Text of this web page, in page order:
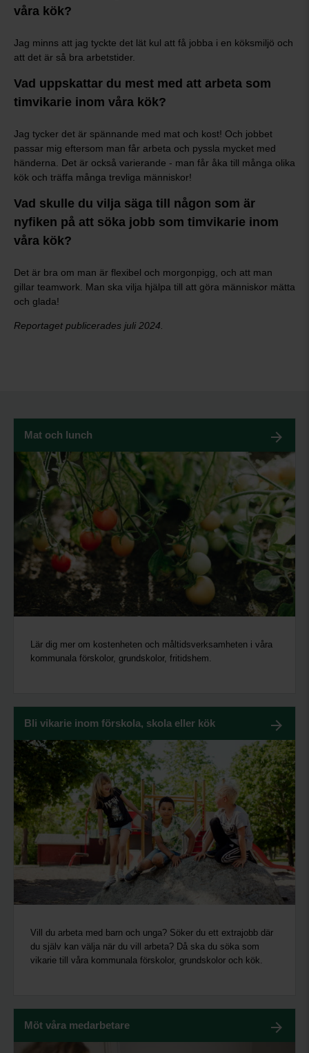
våra kök?
Jag minns att jag tyckte det lät kul att få jobba i en köksmiljö och
att det är så bra arbetstider.
Vad uppskattar du mest med att arbeta som
timvikarie inom våra kök?
Jag tycker det är spännande med mat och kost! Och jobbet
passar mig eftersom man får arbeta och pyssla mycket med
händerna. Det är också varierande - man får åka till många olika
kök och träffa många trevliga människor!
Vad skulle du vilja säga till någon som är
nyfiken på att söka jobb som timvikarie inom
våra kök?
Det är bra om man är flexibel och morgonpigg, och att man
gillar teamwork. Man ska vilja hjälpa till att göra människor mätta
och glada!
Reportaget publicerades juli 2024.
Mat och lunch
Lär dig mer om kostenheten och måltidsverksamheten i våra
kommunala förskolor, grundskolor, fritidshem.
Bli vikarie inom förskola, skola eller kök
Vill du arbeta med barn och unga? Söker du ett extrajobb där
du själv kan välja när du vill arbeta? Då ska du söka som
vikarie till våra kommunala förskolor, grundskolor och kök.
Möt våra medarbetare